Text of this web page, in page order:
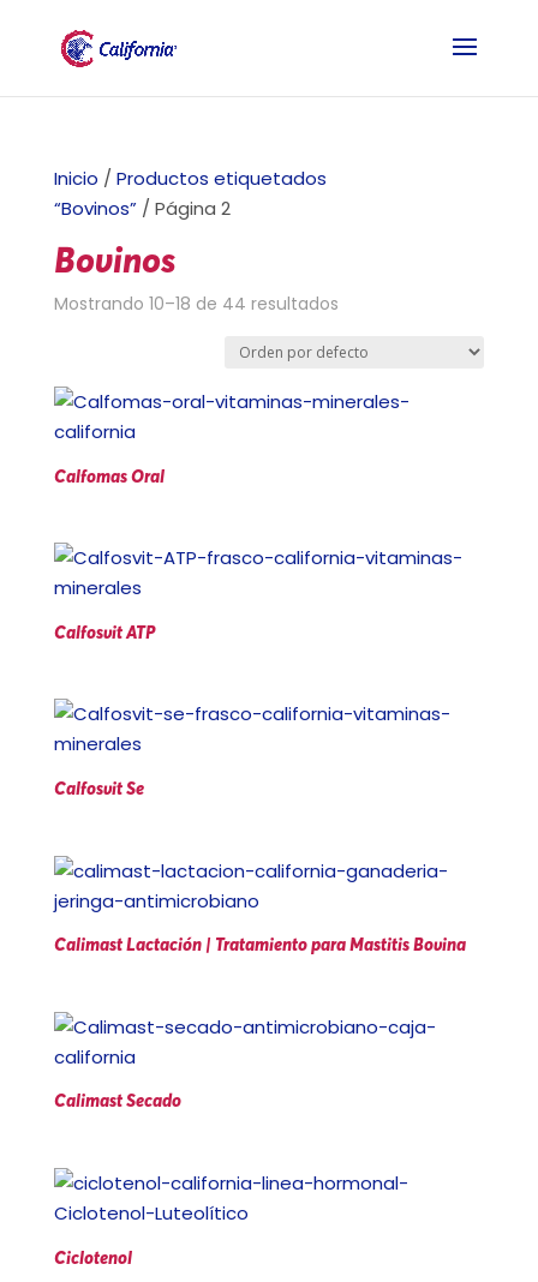
Inicio / Productos etiquetados
“Bovinos”/ Página 2
Bovinos
Mostrando 10–18 de 44 resultados
Calfomas Oral
Calfosvit ATP
Calfosvit Se
Calimast Lactación | Tratamiento para Mastitis Bovina
Calimast Secado
Ciclotenol